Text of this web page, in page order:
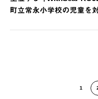
町立常永小学校の児童を
1